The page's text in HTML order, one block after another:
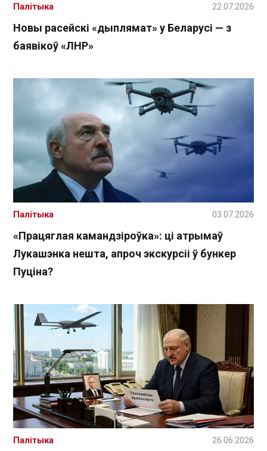
Новы расейскі «дыплямат» у Беларусі — з
баявікоў «ЛНР»
Палітыка 22.07.2026
«Працяглая камандзіроўка»: ці атрымаў
Лукашэнка нешта, апроч экскурсіі ў бункер
Пуціна?
Палітыка 03.07.2026
Палітыка 26.06.2026